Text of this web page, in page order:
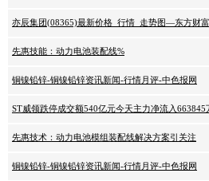
亦辰集团(08365)最新价格_行情_走势图—东方财
先惠技能：动力电池装配线%
铜镍铅锌-铜镍铅锌资讯新闻-行情月评-中色报网
ST威领跌停成交额540亿元今天主力净流入663845
先惠技术：动力电池模组装配线解决方案引关注
铜镍铅锌-铜镍铅锌资讯新闻-行情月评-中色报网